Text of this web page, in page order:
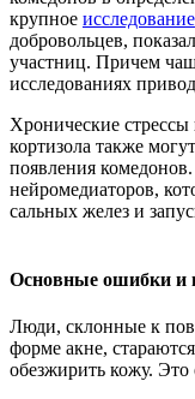
крупное исследование
добровольцев,
участниц. Причем
исследованиях
Хронические
кортизола также
появления
нейромедиаторов,
сальных желез и
Основные ошибки и
Люди, склонные к
форме акне,
обезжирить кожу.